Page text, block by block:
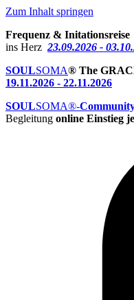
Zum Inhalt springen
Frequenz & Initationsreise
ins Herz 23.09.2026 -
SOULSOMA® The
19.11.2026 - 22.11.2026
SOULSOMA®-
Begleitung online Einstieg